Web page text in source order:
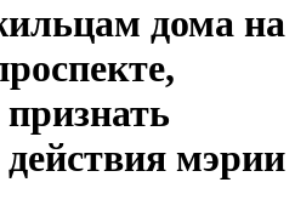
дома на
мэрии